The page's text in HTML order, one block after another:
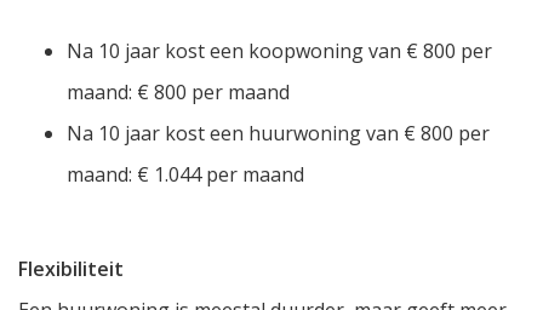
Na 10 jaar kost een koopwoning van € 800 per
maand: € 800 per maand
Na 10 jaar kost een huurwoning van € 800 per
maand: € 1.044 per maand
Flexibiliteit